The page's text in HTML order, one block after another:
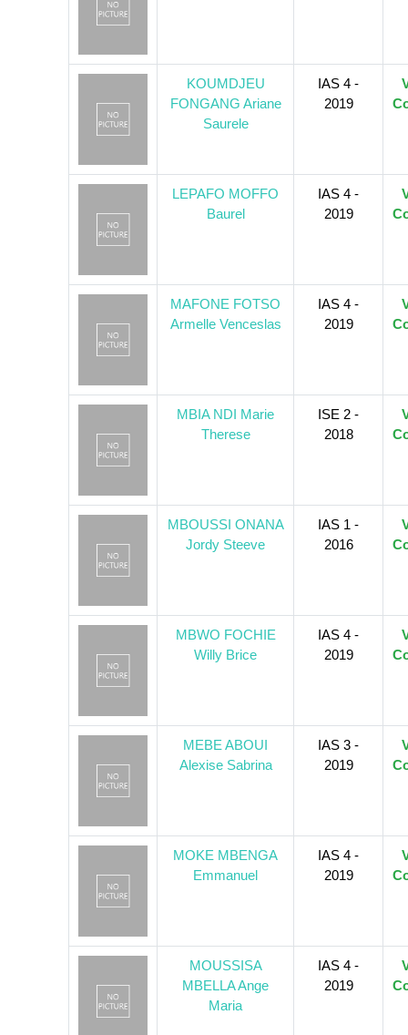
KOUMDJEU
FONGANG Ariane
Saurele
IAS 4 -
2019
LEPAFO MOFFO
Baurel
IAS 4 -
2019
MAFONE FOTSO
Armelle Venceslas
IAS 4 -
2019
MBIA NDI Marie
Therese
ISE 2 -
2018
MBOUSSI ONANA
Jordy Steeve
IAS 1 -
2016
MBWO FOCHIE
Willy Brice
IAS 4 -
2019
MEBE ABOUI
Alexise Sabrina
IAS 3 -
2019
MOKE MBENGA
Emmanuel
IAS 4 -
2019
MOUSSISA
MBELLA Ange
Maria
IAS 4 -
2019